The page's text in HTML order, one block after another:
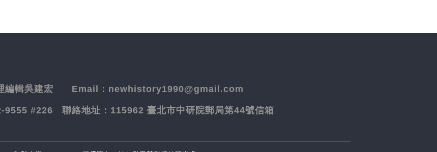
編輯吳建宏 Email：newhistory1990@gmail.com
9555 #226 聯絡地址： 115962 臺北市中研院郵局第44號信箱